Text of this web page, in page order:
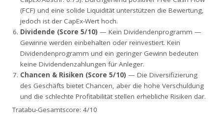
(FCF) und eine solide Liquidität unterstützen die Bewertung,
jedoch ist der CapEx-Wert hoch.
Dividende (Score 5/10) — Kein Dividendenprogramm —
Gewinne werden einbehalten oder reinvestiert. Kein
Dividendenprogramm und ein geringer Gewinn bedeuten
keine Dividendenzahlungen für Anleger.
Chancen & Risiken (Score 5/10) — Die Diversifizierung
des Geschäfts bietet Chancen, aber die hohe Verschuldung
und die schlechte Profitabilität stellen erhebliche Risiken dar.
Tratabu-Gesamtscore: 4/10